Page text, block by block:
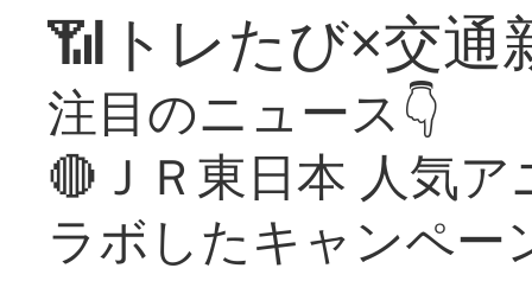
📶トレたび×交通
注目のニュース👇
🔴ＪＲ東日本 人気
ラボしたキャンペー